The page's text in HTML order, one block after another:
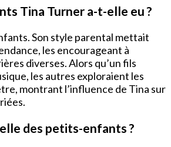
Tina Turner a-t-elle eu ?
Son style parental mettait
les encourageant à
diverses. Alors qu’un fils
les autres exploraient les
montrant l’influence de Tina sur
des petits-enfants ?